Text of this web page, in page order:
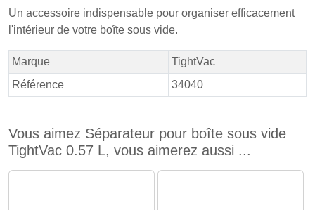
Un accessoire indispensable pour organiser efficacement
l'intérieur de votre boîte sous vide.
Marque
TightVac
Référence
34040
Vous aimez Séparateur pour boîte sous vide
TightVac 0.57 L, vous aimerez aussi ...